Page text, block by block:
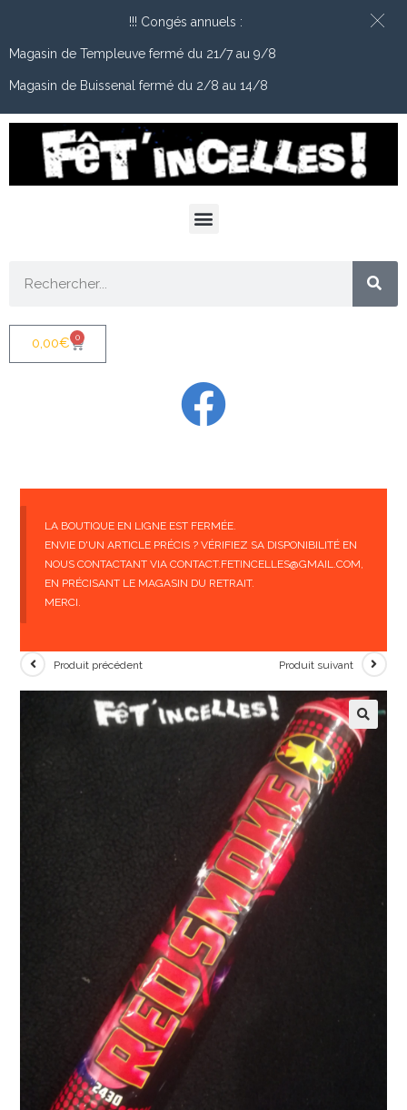
0,00€ 0
LA BOUTIQUE EN LIGNE EST FERMÉE.
ENVIE D'UN ARTICLE PRÉCIS ? VÉRIFIEZ SA DISPONIBILITÉ EN
NOUS CONTACTANT VIA CONTACT.FETINCELLES@GMAIL.COM,
EN PRÉCISANT LE MAGASIN DU RETRAIT.
MERCI.
Produit précédent Produit suivant
!!! Congés annuels :
Magasin de Templeuve fermé du 21/7 au 9/8
Magasin de Buissenal fermé du 2/8 au 14/8